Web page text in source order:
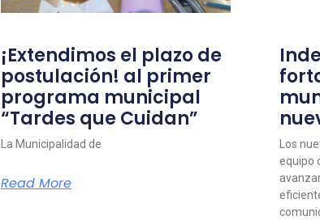
¡Extendimos el plazo de
postulación! al primer
programa municipal
“Tardes que Cuidan”
La Municipalidad de
Read More
Los
equipo